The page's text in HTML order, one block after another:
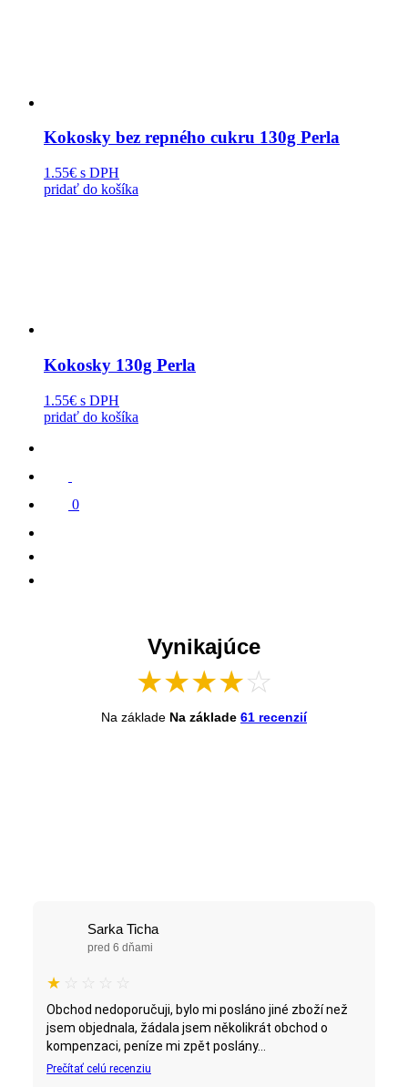
Kokosky bez repného cukru 130g Perla
1.55€ s DPH
pridať do košíka
Kokosky 130g Perla
1.55€ s DPH
pridať do košíka
0
Vynikajúce
★★★★☆
Na základe Na základe 61 recenzií
Sarka Ticha
pred 6 dňami
★ ☆ ☆ ☆ ☆
Obchod nedoporučuji, bylo mi posláno jiné zboží než
jsem objednala, žádala jsem několikrát obchod o
kompenzaci, peníze mi zpět poslány...
Prečítať celú recenziu